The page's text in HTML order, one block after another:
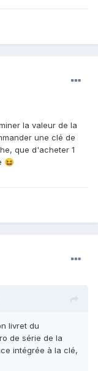
la valeur de la
une clé de
que d'acheter 1
😆
livret du
de série de la
intégrée à la clé,